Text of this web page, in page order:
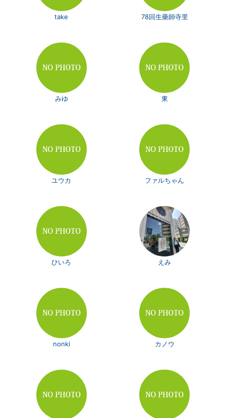
take 78回生藥師寺里
みゆ 東
ユウカ ファルちゃん
ひいろ えみ
nonki カノウ